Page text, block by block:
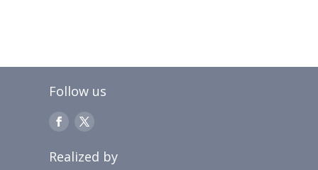
Follow us
Realized by